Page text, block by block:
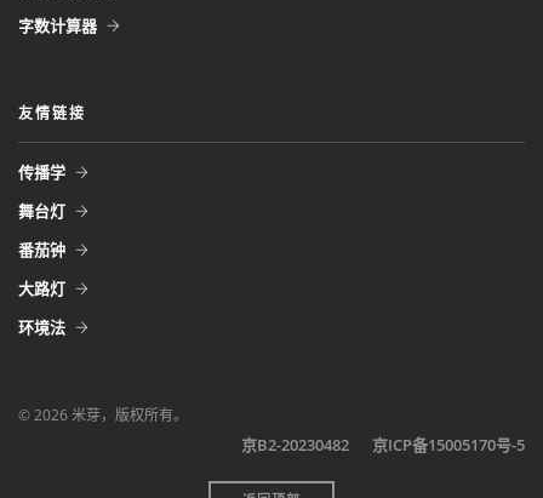
字数计算器
友情链接
传播学
舞台灯
番茄钟
大路灯
环境法
©2026米芽，版权所有。
京B2-20230482 京ICP备15005170号-5